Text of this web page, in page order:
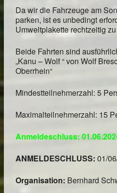
Da wir die Fahrzeuge am
parken, ist es unbedingt
Umweltplakette rechtzeitig
Beide Fahrten sind
„Kanu – Wolf “ von Wolf
Oberrhein“
Mindestteilnehmerzahl: 5
Maximalteilnehmerzahl: 15
Anmeldeschluss:
ANMELDESCHLUSS: 01/
Organisation: Bernhard